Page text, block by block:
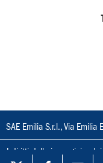
SAE Emilia S.r.l., Via
I diritti delle immagini e dei